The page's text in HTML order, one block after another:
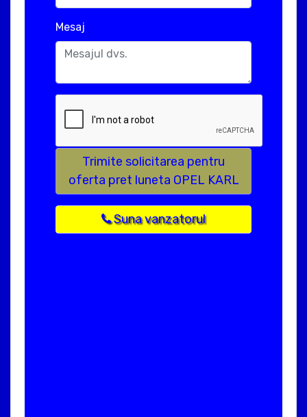
Mesaj
Trimite solicitarea pentru
oferta pret luneta OPEL KARL
Suna vanzatorul